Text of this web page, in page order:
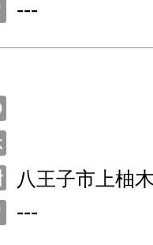
---
八王子市上柚
---